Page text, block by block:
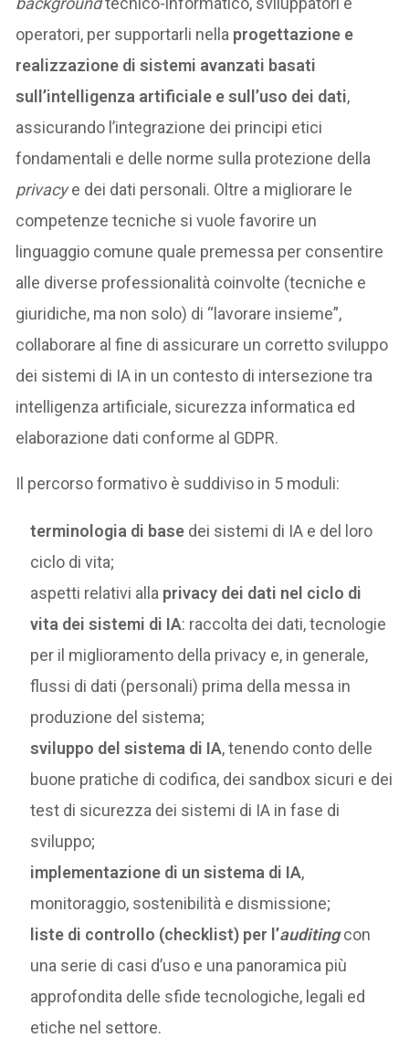
operatori, per supportarli nella progettazione e
realizzazione di sistemi avanzati basati
sull’intelligenza artificiale e sull’uso dei dati,
assicurando l’integrazione dei principi etici
fondamentali e delle norme sulla protezione della
privacye dei dati personali. Oltre a migliorare le
competenze tecniche si vuole favorire un
linguaggio comune quale premessa per consentire
alle diverse professionalità coinvolte (tecniche e
giuridiche, ma non solo) di “lavorare insieme”,
collaborare al fine di assicurare un corretto sviluppo
dei sistemi di IA in un contesto di intersezione tra
intelligenza artificiale, sicurezza informatica ed
elaborazione dati conforme al GDPR.
Il percorso formativo è suddiviso in 5 moduli:
terminologia di base dei sistemi di IA e del loro
ciclo di vita;
aspetti relativi alla privacy dei dati nel ciclo di
vita dei sistemi di IA: raccolta dei dati, tecnologie
per il miglioramento della privacy e, in generale,
flussi di dati (personali) prima della messa in
produzione del sistema;
sviluppo del sistema di IA, tenendo conto delle
buone pratiche di codifica, dei sandbox sicuri e dei
test di sicurezza dei sistemi di IA in fase di
sviluppo;
implementazione di un sistema di IA,
monitoraggio, sostenibilità e dismissione;
liste di controllo (checklist) per l’auditingcon
una serie di casi d’uso e una panoramica più
approfondita delle sfide tecnologiche, legali ed
etiche nel settore.